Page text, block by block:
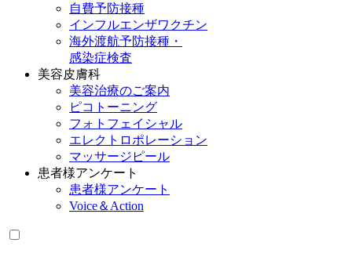
自費予防接種
インフルエンザワクチン
海外渡航予防接種・
感染症検査
美容皮膚科
美容治療のご案内
ピコトーニング
フォトフェイシャル
エレクトロポレーション
マッサージピール
患者様アンケート
患者様アンケート
Voice＆Action